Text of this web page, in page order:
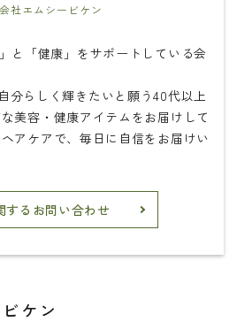
社エムシービケン
と「健康」をサポートしている会
分らしく輝きたいと願う40代以上
美容・健康アイテムをお届けして
アケアで、毎日に自信をお届けい
するお問い合わせ
ケン